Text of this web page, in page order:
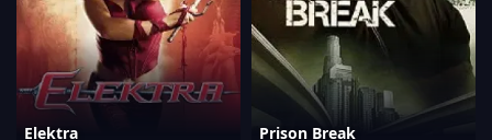
Elektra Prison Break